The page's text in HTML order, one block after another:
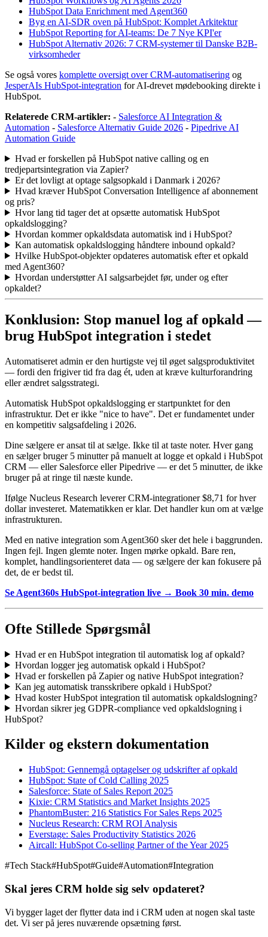
HubSpot Data Enrichment med Agent360
Byg en AI-SDR oven på HubSpot: Komplet Arkitektur
HubSpot Reporting for AI-teams: De 7 Nye KPI'er
HubSpot Alternativ 2026: 7 CRM-systemer til Danske B2B-
virksomheder
Se også vores komplette oversigt over CRM-automatisering og
JesperAIs HubSpot-integration for AI-drevet mødebooking direkte i
HubSpot.
Relaterede CRM-artikler: - Salesforce AI Integration &
Automation - Salesforce Alternativ Guide 2026 - Pipedrive AI
Automation Guide
Hvad er forskellen på HubSpot native calling og en
tredjepartsintegration via Zapier?
Er det lovligt at optage salgsopkald i Danmark i 2026?
Hvad kræver HubSpot Conversation Intelligence af abonnement
og pris?
Hvor lang tid tager det at opsætte automatisk HubSpot
opkaldslogging?
Hvordan kommer opkaldsdata automatisk ind i HubSpot?
Kan automatisk opkaldslogging håndtere inbound opkald?
Hvilke HubSpot-objekter opdateres automatisk efter et opkald
med Agent360?
Hvordan understøtter AI salgsarbejdet før, under og efter
opkaldet?
Konklusion: Stop manuel log af opkald —
brug HubSpot integration i stedet
Automatiseret admin er den hurtigste vej til øget salgsproduktivitet
— fordi den frigiver tid fra dag ét, uden at kræve kulturforandring
eller ændret salgsstrategi.
Automatisk HubSpot opkaldslogging er startpunktet for den
infrastruktur. Det er ikke "nice to have". Det er fundamentet under
en kompetitiv salgsafdeling i 2026.
Dine sælgere er ansat til at sælge. Ikke til at taste noter. Hver gang
en sælger bruger 5 minutter på manuelt at logge et opkald i HubSpot
CRM — eller Salesforce eller Pipedrive — er det 5 minutter, de ikke
bruger på at ringe til næste kunde.
Ifølge Nucleus Research leverer CRM-integrationer $8,71 for hver
dollar investeret. Matematikken er klar. Det handler kun om at vælge
infrastrukturen.
Med en native integration som Agent360 sker det hele i baggrunden.
Ingen fejl. Ingen glemte noter. Ingen mørke opkald. Bare ren,
komplet, handlingsorienteret data — og sælgere der kan fokusere på
det, de er bedst til.
Se Agent360s HubSpot-integration live → Book 30 min. demo
Ofte Stillede Spørgsmål
Hvad er en HubSpot integration til automatisk log af opkald?
Hvordan logger jeg automatisk opkald i HubSpot?
Hvad er forskellen på Zapier og native HubSpot integration?
Kan jeg automatisk transskribere opkald i HubSpot?
Hvad koster HubSpot integration til automatisk opkaldslogning?
Hvordan sikrer jeg GDPR-compliance ved opkaldslogning i
HubSpot?
Kilder og ekstern dokumentation
HubSpot: Gennemgå optagelser og udskrifter af opkald
HubSpot: State of Cold Calling 2025
Salesforce: State of Sales Report 2025
Kixie: CRM Statistics and Market Insights 2025
PhantomBuster: 216 Statistics For Sales Reps 2025
Nucleus Research: CRM ROI Analysis
Everstage: Sales Productivity Statistics 2026
Aircall: HubSpot Co-selling Partner of the Year 2025
#Tech Stack#HubSpot#Guide#Automation#Integration
Skal jeres CRM holde sig selv opdateret?
Vi bygger laget der flytter data ind i CRM uden at nogen skal taste
det. Vi ser på jeres nuværende opsætning først.